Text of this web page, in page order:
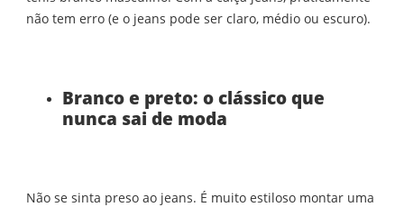
não tem erro (e o jeans pode ser claro, médio ou escuro).
Branco e preto: o clássico que
nunca sai de moda
Não se sinta preso ao jeans. É muito estiloso montar uma